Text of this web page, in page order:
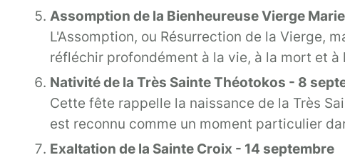
Assomption de la Bienheureuse Vierge
L'Assomption, ou Résurrection de la Vierge,
réfléchir profondément à la vie, à la mort et
Nativité de la Très Sainte Théotokos - 8
Cette fête rappelle la naissance de la Très
est reconnu comme un moment particulier
Exaltation de la Sainte Croix - 14 septembre